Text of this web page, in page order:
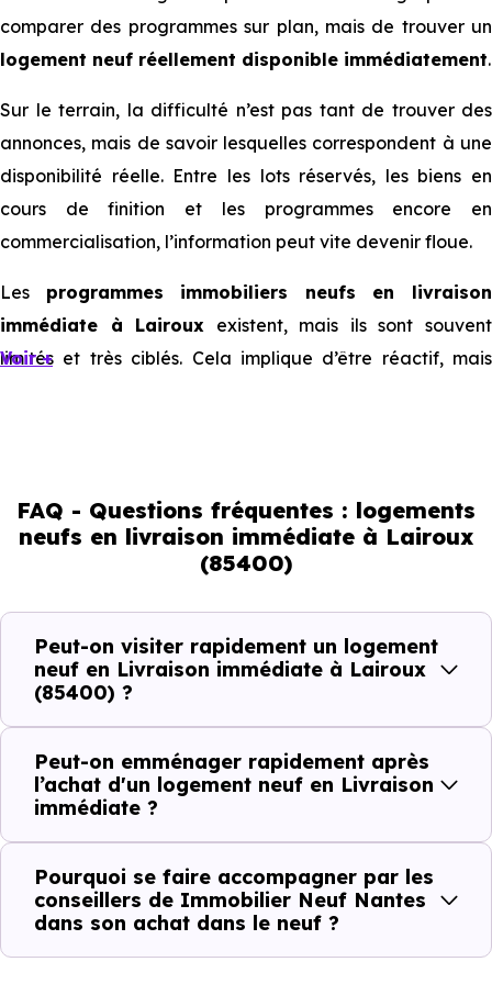
comparer des programmes sur plan, mais de trouver un
logement neuf réellement disponible immédiatement.
Sur le terrain, la difficulté n’est pas tant de trouver des
annonces, mais de savoir lesquelles correspondent à une
disponibilité réelle. Entre les lots réservés, les biens en
cours de finition et les programmes encore en
commercialisation, l’information peut vite devenir floue.
Les programmes immobiliers neufs en livraison
immédiate à Lairoux existent, mais ils sont souvent
limités et très ciblés. Cela implique d’être réactif, mais
pouvez réellement faire
logement neuf en livraison immédiate à
le projet peut avancer rapidement.
Action Ce que cela change pour vous
Visiter Vous voyez le bien tel qu’il est
Comparer Vous comparez des biens réels
Décider Plus rapide, moins d’incertitudes
Voir +
FAQ - Questions fréquentes : logements
neufs en livraison immédiate à Lairoux
(85400)
Peut-on visiter rapidement un logement
neuf en Livraison immédiate à Lairoux
(85400) ?
Peut-on emménager rapidement après
l’achat d'un logement neuf en Livraison
immédiate ?
Pourquoi se faire accompagner par les
conseillers de Immobilier Neuf Nantes
dans son achat dans le neuf ?